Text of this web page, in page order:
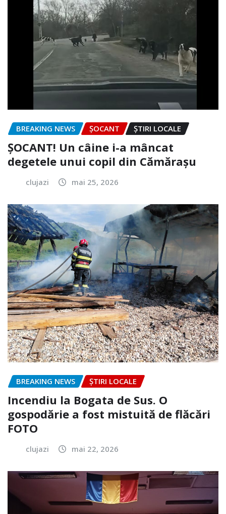
BREAKING NEWS ȘOCANT ȘTIRI LOCALE
ȘOCANT! Un câine i-a mâncat
degetele unui copil din Cămărașu
clujazi mai 25, 2026
BREAKING NEWS ȘTIRI LOCALE
Incendiu la Bogata de Sus. O
gospodărie a fost mistuită de flăcări
FOTO
clujazi mai 22, 2026